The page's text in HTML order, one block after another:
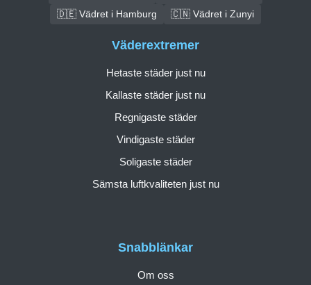
🇩🇪 Vädret i Hamburg
🇨🇳 Vädret i Zunyi
Snabblänkar
Om oss
Väderextremer
Hetaste städer just nu
Kallaste städer just nu
Regnigaste städer
Vindigaste städer
Soligaste städer
Sämsta luftkvaliteten just nu